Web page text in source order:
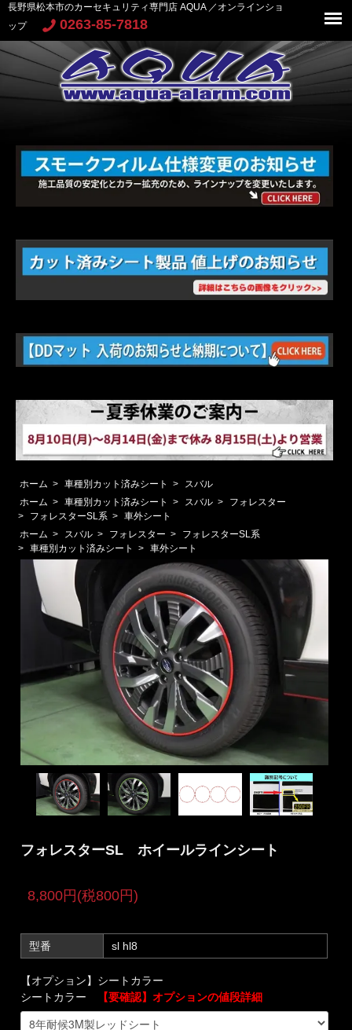
長野県松本市のカーセキュリティ専門店 AQUA ／オンラインショ
ップ
0263-85-7818
ホーム > 車種別カット済みシート >
スバル
ホーム > 車種別カット済みシート > スバル >
フォレスター
>
フォレスターSL系 > 車外シート
ホーム > スバル > フォレスター >
フォレスターSL系
> 車種別カット済みシート > 車外シート
フォレスターSL ホイールラインシート
8,800円(税800円)
型番 sl hl8
【オプション】シートカラー
シートカラー
【要確認】オプションの値段詳細